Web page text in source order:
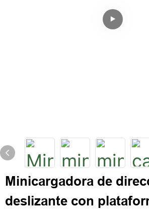
Minicargadora de
deslizante con